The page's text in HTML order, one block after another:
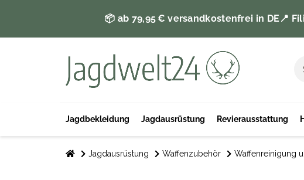
📦 ab 79,95 € versandkostenfrei in DE 📍
Jagdbekleidung Jagdausrüstung Revierausstattung
Jagdausrüstung Waffenzubehör Waffenreinigung